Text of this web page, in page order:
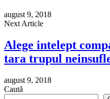
august 9, 2018
Next Article
Alege intelept
tara trupul
august 9, 2018
Caută